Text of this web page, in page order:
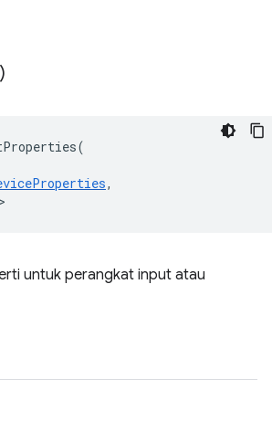
)
(
,
untuk perangkat input atau